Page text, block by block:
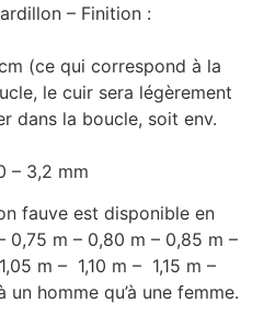
– Finition :
(ce qui correspond à la
le cuir sera légèrement
dans la boucle, soit env.
– 3,2 mm
fauve est disponible en
0,75 m – 0,80 m – 0,85 m –
m – 1,10 m – 1,15 m –
homme qu’à une femme.